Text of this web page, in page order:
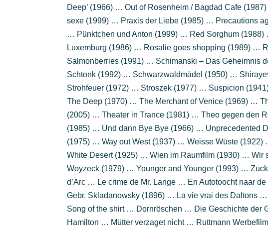
Deep’ (1966) … Out of Rosenheim / Bagdad Cafe
sexe (1999) … Praxis der Liebe (1985) … Precautions
… Pünktchen und Anton (1999) … Red Sorghum
Luxemburg (1986) … Rosalie goes shopping (1989) …
Salmonberries (1991) … Schimanski – Das Geheimnis
Schtonk (1992) … Schwarzwaldmädel (1950) …
Strohfeuer (1972) … Stroszek (1977) … Suspicion
The Deep (1970) … The Merchant of Venice (1969) …
(2005) … Theater in Trance (1981) … Theo gegen den
(1985) … Und dann Bye Bye (1966) … Unprecedented
(1975) … Way out West (1937) … Weisse Wüste
White Desert (1925) … Wien im Raumfilm (1930) …
Woyzeck (1979) … Younger and Younger (1993) …
d’Arc … Le crime de Mr. Lange … En Autotoocht naar
Gebr. Skladanowsky (1896) … La vie vrai des Daltons
Song of the shirt … Dornröschen … Die Geschichte
Hamilton … Mütter verzaget nicht … Ruttmann